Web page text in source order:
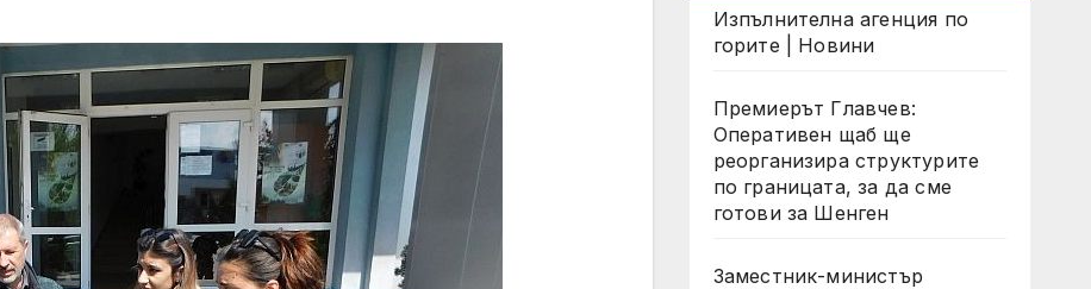
Изпълнителна агенция по
горите | Новини
Премиерът Главчев:
Оперативен щаб ще
реорганизира структурите
по границата, за да сме
готови за Шенген
Заместник-министър